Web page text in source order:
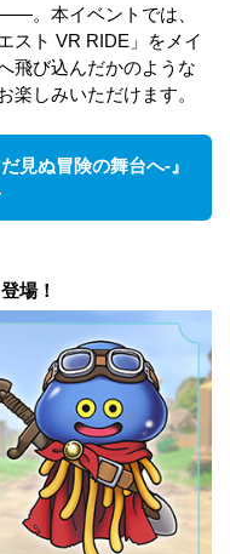
。本イベントでは、
スト VR RIDE」をメイ
飛び込んだかのような
楽しみいただけます。
見ぬ冒険の舞台へ-』
場！